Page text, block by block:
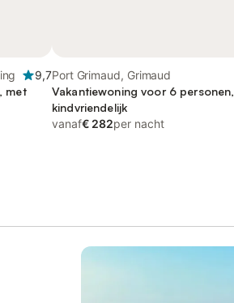
9,7
met
Port Grimaud, Grimaud
Vakantiewoning voor 6 personen,
kindvriendelijk
vanaf€ 282per nacht